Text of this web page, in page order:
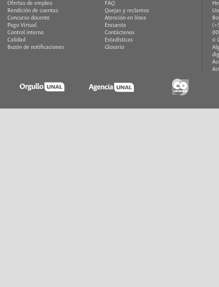
Ofertas de empleo
Rendición de cuentas
Concurso docente
Pago Virtual
Control interno
Calidad
Buzón de notificaciones
FAQ
Quejas y reclamos
Atención en línea
Encuesta
Contáctenos
Estadísticas
Glosario
©